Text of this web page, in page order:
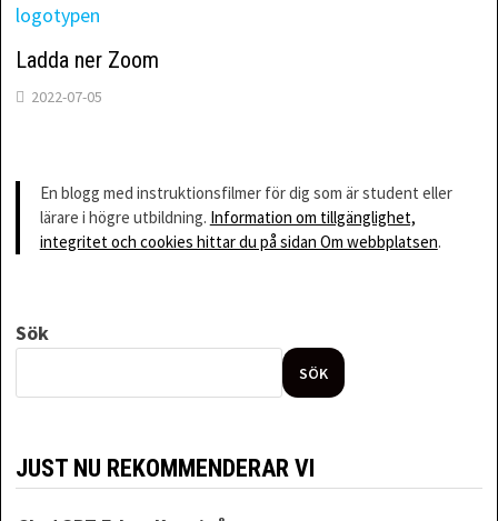
Ladda ner Zoom
2022-07-05
En blogg med instruktionsfilmer för dig som är student eller
lärare i högre utbildning. Information om tillgänglighet,
integritet och cookies hittar du på sidan Om webbplatsen.
Sök
SÖK
JUST NU REKOMMENDERAR VI